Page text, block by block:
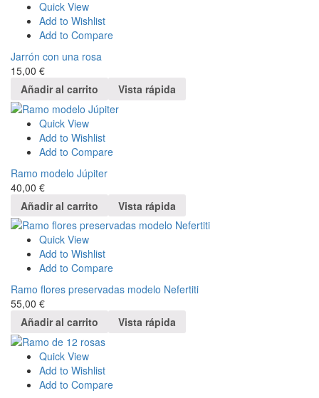
Quick View
Add to Wishlist
Add to Compare
Jarrón con una rosa
15,00 €
Añadir al carrito
Vista rápida
Quick View
Add to Wishlist
Add to Compare
Ramo modelo Júpiter
40,00 €
Añadir al carrito
Vista rápida
Quick View
Add to Wishlist
Add to Compare
Ramo flores preservadas modelo Nefertiti
55,00 €
Añadir al carrito
Vista rápida
Quick View
Add to Wishlist
Add to Compare